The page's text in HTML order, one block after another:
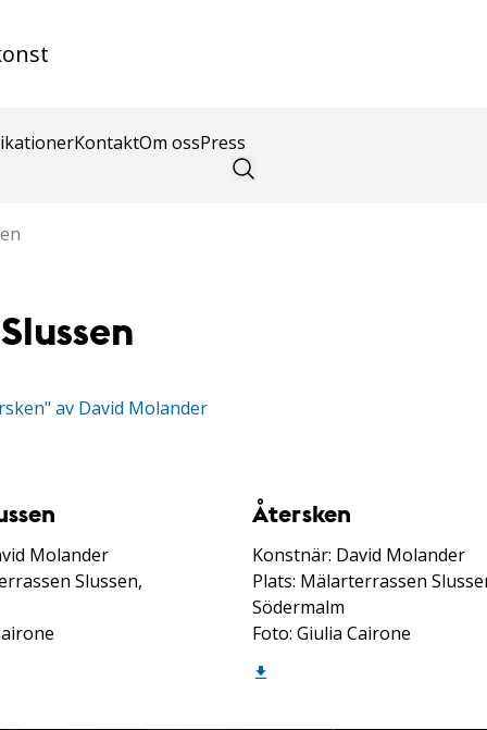
KontaktOm ossPress
av David Molander
Molander
Slussen,
Återsken
Konstnär: David Molander
Plats: Mälarterrassen
Södermalm
Foto: Giulia Cairone